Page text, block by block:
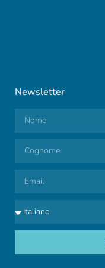
Newsletter